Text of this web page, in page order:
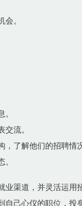
。
流。
了解他们的招聘情
渠道，并灵活运用
己心仪的职位，投